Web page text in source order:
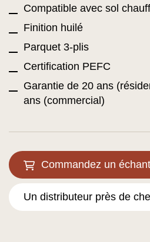
Compatible avec sol
Finition huilé
Parquet 3-plis
Certification PEFC
Garantie de 20 ans
ans (commercial)
Commandez un
Un distributeur près de